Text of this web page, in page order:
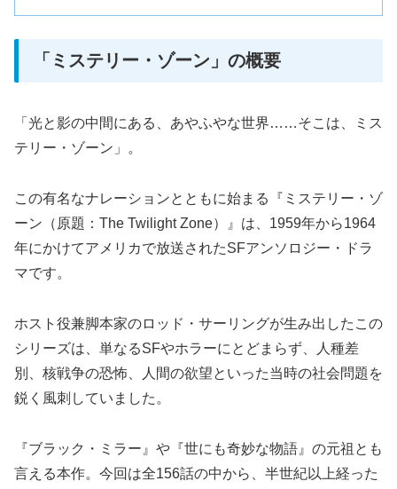
「ミステリー・ゾーン」の概要
「光と影の中間にある、あやふやな世界……そこは、ミス
テリー・ゾーン」。
この有名なナレーションとともに始まる『ミステリー・ゾ
ーン（原題：The Twilight Zone）』は、1959年から1964
年にかけてアメリカで放送されたSFアンソロジー・ドラ
マです。
ホスト役兼脚本家のロッド・サーリングが生み出したこの
シリーズは、単なるSFやホラーにとどまらず、人種差
別、核戦争の恐怖、人間の欲望といった当時の社会問題を
鋭く風刺していました。
『ブラック・ミラー』や『世にも奇妙な物語』の元祖とも
言える本作。今回は全156話の中から、半世紀以上経った